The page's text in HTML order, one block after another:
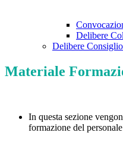
Delibere
Delibere
Materiale
In questa sezione
formazione del